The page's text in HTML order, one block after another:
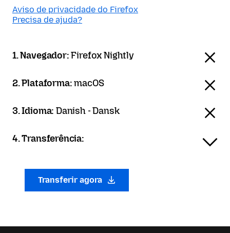
Aviso de privacidade do Firefox
Precisa de ajuda?
1. Navegador:Firefox Nightly
2. Plataforma:macOS
3. Idioma:Danish - Dansk
4. Transferência:
Transferir agora